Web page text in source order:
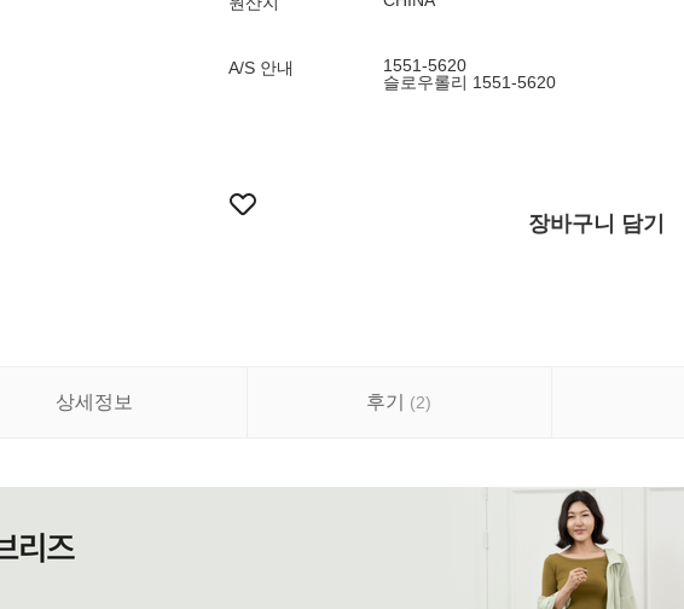
A/S 안내
1551-5620
슬로우롤리 1551-5620
장바구니 담기
상세정보 후기 (2)